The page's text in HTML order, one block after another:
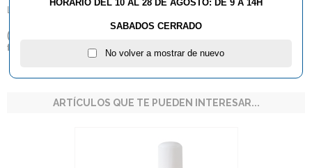
Limpiador der-materialspezialist PRO ANTI CLEAN de 50ml.
(
facturación.
ARTÍCULOS QUE TE PUEDEN INTERESAR...
HORARIO DEL 10 AL 28 DE AGOSTO: DE 9 A 14H
SABADOS CERRADO
No volver a mostrar de nuevo